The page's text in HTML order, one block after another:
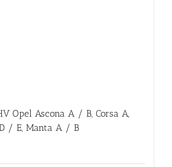
Opel Ascona A / B, Corsa A,
/ E, Manta A / B